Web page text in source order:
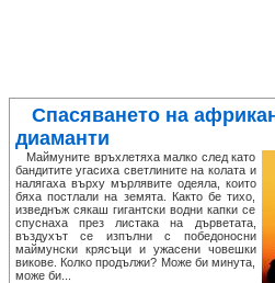
Спасяването на
диаманти
Маймуните връхлетяха малко след като
бандитите угасиха светлините на колата и
налягаха върху мърлявите одеяла, които
бяха постлали на земята. Както бе тихо,
изведнъж сякаш гигантски водни капки се
спуснаха през листака на дърветата,
въздухът се изпълни с победоносни
маймунски крясъци и ужасени човешки
викове. Колко продължи? Може би минута,
може би...